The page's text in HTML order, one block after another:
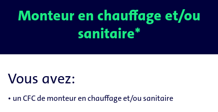
Monteur en chauffage et/ou
sanitaire*
Vous avez:
• un CFC de monteur en chauffage et/ou sanitaire